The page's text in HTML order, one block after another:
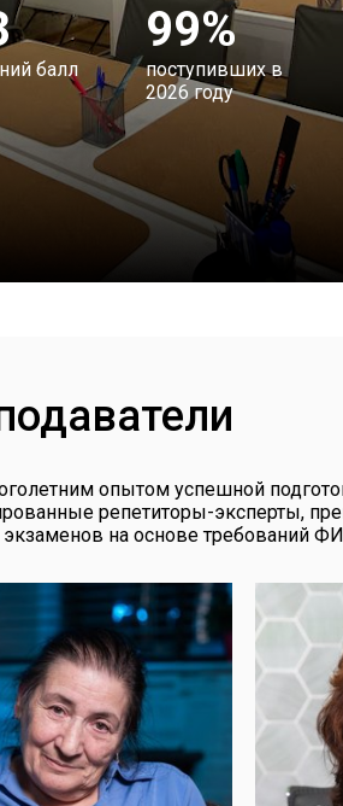
балл
99%
поступивших в
2026 году
опытом успешной
репетиторы-эксперты,
на основе требований